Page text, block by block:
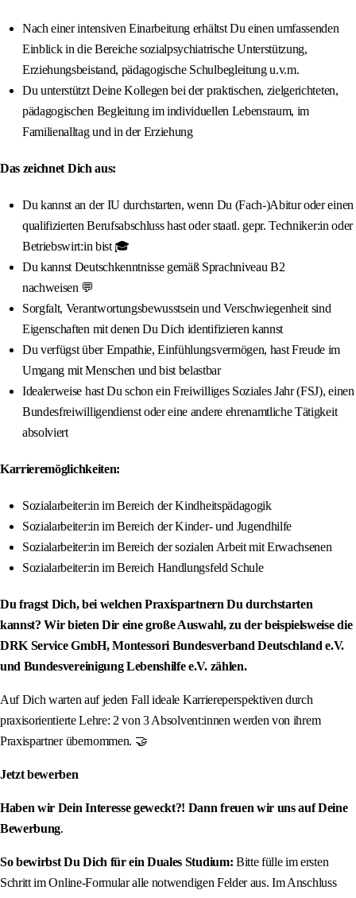
Nach einer intensiven Einarbeitung erhältst Du einen umfassenden
Einblick in die Bereiche sozialpsychiatrische Unterstützung,
Erziehungsbeistand, pädagogische Schulbegleitung u.v.m.
Du unterstützt Deine Kollegen bei der praktischen, zielgerichteten,
pädagogischen Begleitung im individuellen Lebensraum, im
Familienalltag und in der Erziehung
Das zeichnet Dich aus:
Du kannst an der IU durchstarten, wenn Du (Fach-)Abitur oder einen
qualifizierten Berufsabschluss hast oder staatl. gepr. Techniker:in oder
Betriebswirt:in bist 🎓
Du kannst Deutschkenntnisse gemäß Sprachniveau B2
nachweisen 💬
Sorgfalt, Verantwortungsbewusstsein und Verschwiegenheit sind
Eigenschaften mit denen Du Dich identifizieren kannst
Du verfügst über Empathie, Einfühlungsvermögen, hast Freude im
Umgang mit Menschen und bist belastbar
Idealerweise hast Du schon ein Freiwilliges Soziales Jahr (FSJ), einen
Bundesfreiwilligendienst oder eine andere ehrenamtliche Tätigkeit
absolviert
Karrieremöglichkeiten:
Sozialarbeiter:in im Bereich der Kindheitspädagogik
Sozialarbeiter:in im Bereich der Kinder- und Jugendhilfe
Sozialarbeiter:in im Bereich der sozialen Arbeit mit Erwachsenen
Sozialarbeiter:in im Bereich Handlungsfeld Schule
Du fragst Dich, bei welchen Praxispartnern Du durchstarten
kannst? Wir bieten Dir eine große Auswahl, zu der beispielsweise die
DRK Service GmbH, Montessori Bundesverband Deutschland e.V.
und Bundesvereinigung Lebenshilfe e.V. zählen.
Auf Dich warten auf jeden Fall ideale Karriereperspektiven durch
praxisorientierte Lehre: 2 von 3 Absolvent:innen werden von ihrem
Praxispartner übernommen. 🤝
Jetzt bewerben
Haben wir Dein Interesse geweckt?! Dann freuen wir uns auf Deine
Bewerbung.
So bewirbst Du Dich für ein Duales Studium: Bitte fülle im ersten
Schritt im Online-Formular alle notwendigen Felder aus. Im Anschluss